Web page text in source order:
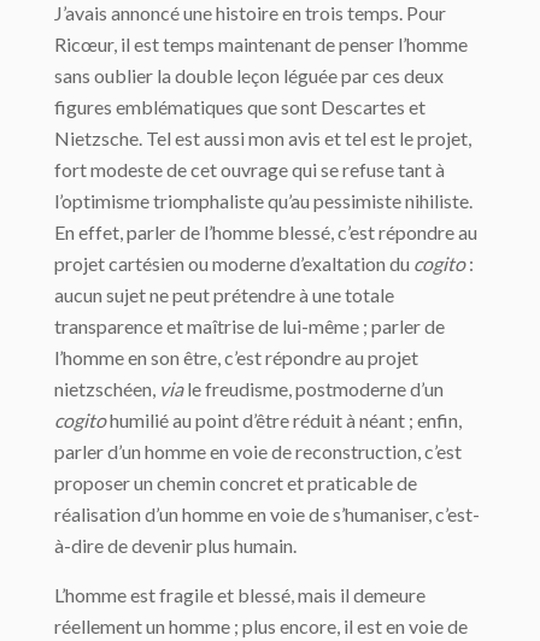
J’avais annoncé une histoire en trois temps. Pour
Ricœur, il est temps maintenant de penser l’homme
sans oublier la double leçon léguée par ces deux
figures emblématiques que sont Descartes et
Nietzsche. Tel est aussi mon avis et tel est le projet,
fort modeste de cet ouvrage qui se refuse tant à
l’optimisme triomphaliste qu’au pessimiste nihiliste.
En effet, parler de l’homme blessé, c’est répondre au
projet cartésien ou moderne d’exaltation du cogito:
aucun sujet ne peut prétendre à une totale
transparence et maîtrise de lui-même ; parler de
l’homme en son être, c’est répondre au projet
nietzschéen, viale freudisme, postmoderne d’un
cogitohumilié au point d’être réduit à néant ; enfin,
parler d’un homme en voie de reconstruction, c’est
proposer un chemin concret et praticable de
réalisation d’un homme en voie de s’humaniser, c’est-
à-dire de devenir plus humain.
L’homme est fragile et blessé, mais il demeure
réellement un homme ; plus encore, il est en voie de